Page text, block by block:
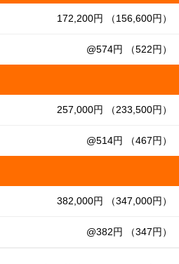
172,200円 （156,600円）
@574円 （522円）
257,000円 （233,500円）
@514円 （467円）
382,000円 （347,000円）
@382円 （347円）